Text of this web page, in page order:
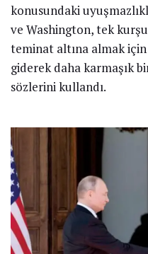
konusundaki
ve Washington, tek
teminat altına almak
giderek daha karmaşık
sözlerini kullandı.